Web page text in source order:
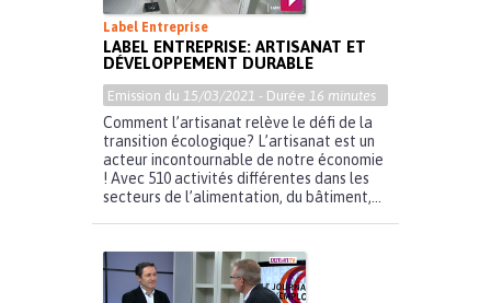
Label Entreprise
LABEL ENTREPRISE: ARTISANAT ET
DÉVELOPPEMENT DURABLE
Emission du 15/03/2021 - Durée 16 minutes
Comment l’artisanat relève le défi de la
transition écologique? L’artisanat est un
acteur incontournable de notre économie
! Avec 510 activités différentes dans les
secteurs de l’alimentation, du bâtiment,...